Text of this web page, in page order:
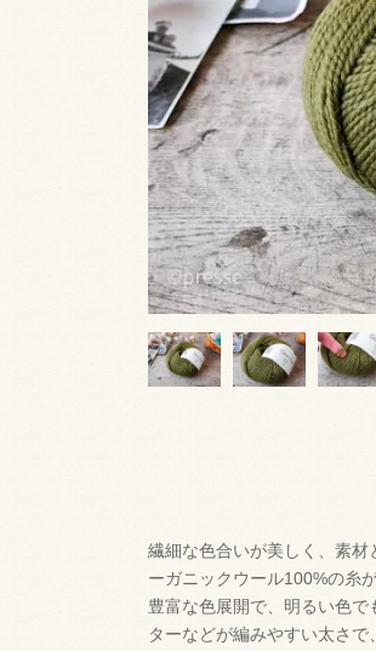
繊細な色合いが美しく、素
ーガニックウール100%の糸
豊富な色展開で、明るい色
ターなどが編みやすい太さ